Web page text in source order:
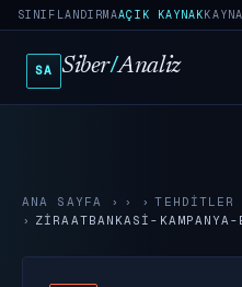
SINIFLANDIRMAAÇIK KAYNAK
SA Siber/Analiz
ANA SAYFA › TEHDITLER
ZIRAATBANKASI-KAMPANYA-